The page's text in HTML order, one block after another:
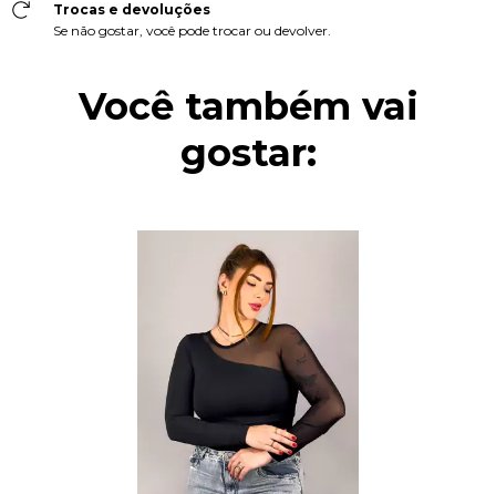
Trocas e devoluções
Se não gostar, você pode trocar ou devolver.
Você também vai
gostar: